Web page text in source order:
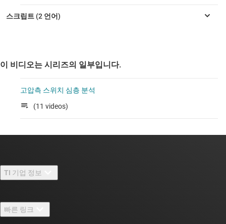
이 비디오는 시리즈의 일부입니다.
고압측 스위치 심층 분석
(11 videos)
TI 기업 정보
채용
빠른 링크